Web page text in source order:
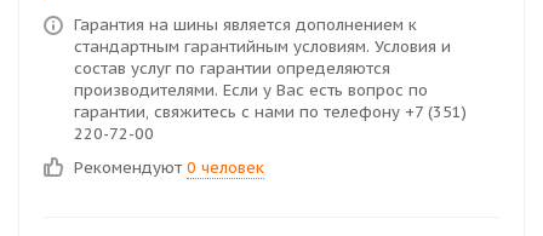
Гарантия на шины является дополнением к
стандартным гарантийным условиям. Условия и
состав услуг по гарантии определяются
производителями. Если у Вас есть вопрос по
гарантии, свяжитесь с нами по телефону +7 (351)
220-72-00
Рекомендуют 0 человек